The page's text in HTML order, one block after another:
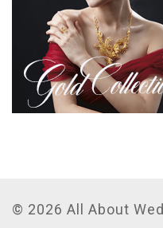
© 2026 All About